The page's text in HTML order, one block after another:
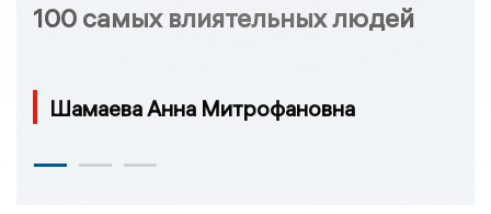
100 самых влиятельных людей
Шамаева Анна Митрофановна